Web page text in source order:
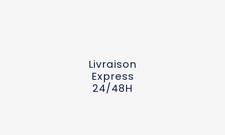
Livraison
Express
24/48H